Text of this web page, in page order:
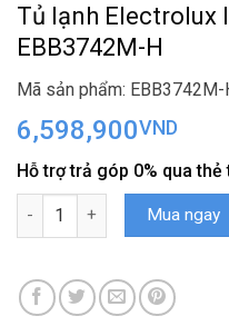
Tủ lạnh Electrolux
EBB3742M-H
Mã sản phẩm: EBB3742M-
6,598,900VND
Hỗ trợ trả góp 0% qua thẻ
Tủ lạnh Electrolux Inverter
Mua ngay